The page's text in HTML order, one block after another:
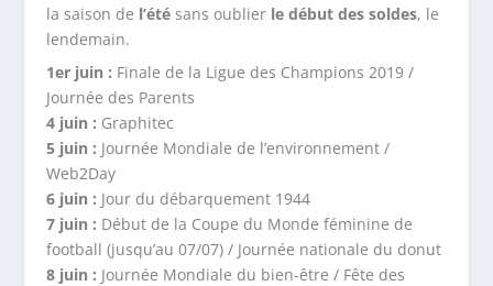
la saison de l’été sans oublier le début des soldes, le
lendemain.
1er juin : Finale de la Ligue des Champions 2019 /
Journée des Parents
4 juin : Graphitec
5 juin : Journée Mondiale de l’environnement /
Web2Day
6 juin : Jour du débarquement 1944
7 juin : Début de la Coupe du Monde féminine de
football (jusqu’au 07/07) / Journée nationale du donut
8 juin : Journée Mondiale du bien-être / Fête des